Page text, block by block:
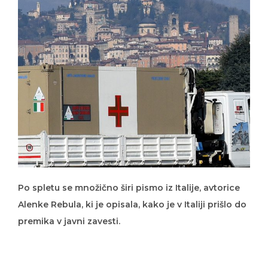
Alenke Rebula, ki je opisala, kako je v Italiji prišlo do
premika v javni zavesti.